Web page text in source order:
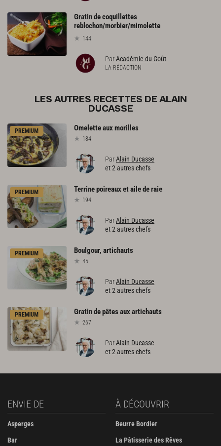
Gratin de coquillettes
reblochon/morbier/mimolette
144
ParAcadémie du Goût
LA RÉDACTION
LES AUTRES RECETTES DE ALAIN
DUCASSE
PREMIUM Omeletteauxmorilles
184
ParAlain Ducasse
et 2 autres chefs
PREMIUM Terrinepoireauxetailederaie
194
ParAlain Ducasse
et 2 autres chefs
PREMIUM Boulgour, artichauts
45
ParAlain Ducasse
et 2 autres chefs
PREMIUM Gratindepâtesauxartichauts
267
ParAlain Ducasse
et 2 autres chefs
ENVIE DE
Asperges
Bar
À DÉCOUVRIR
Beurre Bordier
La Pâtisserie des Rêves